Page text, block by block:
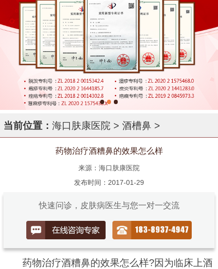
当前位置： 海口肤康医院 > 酒槽鼻 >
药物治疗酒糟鼻的效果怎么样
来源：海口肤康医院
发布时间：2017-01-29
快速问诊，皮肤病医生与您一对一交流
药物治疗酒糟鼻的效果怎么样?因为临床上酒